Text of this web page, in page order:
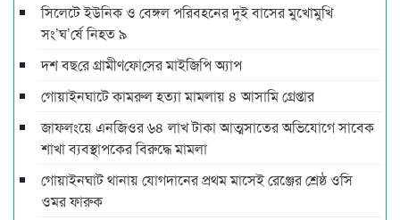
সিলেটে ইউনিক ও বেঙ্গল পরিবহনের দুই বাসের মুখোমুখি
সং’ঘ’র্ষে নিহত ৯
দশ বছ‌রে গ্রামীণ‌ফো‌সের মাইজিপি অ্যাপ
গোয়াইনঘাটে কামরুল হত্যা মামলায় ৪ আসামি গ্রেপ্তার
জাফলংয়ে এনজিওর ৬৪ লাখ টাকা আত্মসাতের অভিযোগে সাবেক
শাখা ব্যবস্থাপকের বিরুদ্ধে মামলা
গোয়াইনঘাট থানায় যোগদানের প্রথম মাসেই রেঞ্জের শ্রেষ্ঠ ওসি
ওমর ফারুক